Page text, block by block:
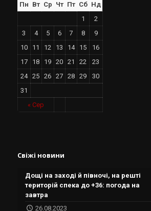
Пн Вт Ср Чт Пт Сб Нд
« Сер
1
2
3
4 5 6 7 8
9
10
11 12 13 14 15
16
17
18 19 20 21 22
23
24
25 26 27 28 29
30
31
Свіжі новини
Дощі на заході й півночі, на решті
територій спека до +36: погода на
завтра
26.08.2023